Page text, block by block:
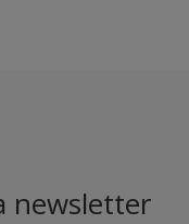
newsletter